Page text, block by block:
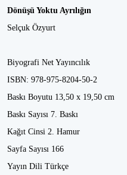
Dönüşü Yoktu Ayrılığın
Selçuk Özyurt
Biyografi Net Yayıncılık
ISBN: 978-975-8204-50-2
Baskı Boyutu 13,50 x 19,50 cm
Baskı Sayısı 7. Baskı
Kağıt Cinsi 2. Hamur
Sayfa Sayısı 166
Yayın Dili Türkçe